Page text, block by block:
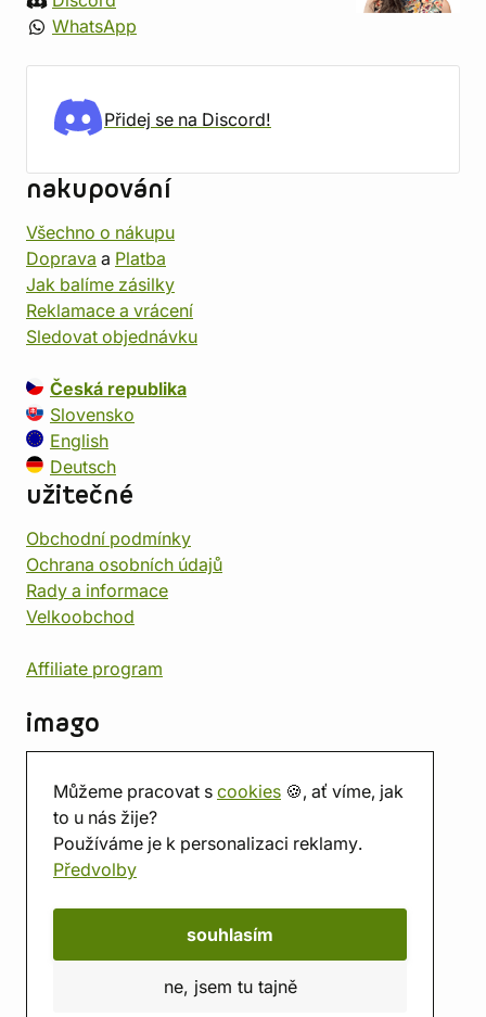
Můžeme pracovat s cookies 🍪, ať víme, jak
to u nás žije?
Používáme je k personalizaci reklamy.
Předvolby
souhlasím
ne, jsem tu tajně
WhatsApp
Přidej se na Discord!
nakupování
Všechno o nákupu
Doprava a Platba
Jak balíme zásilky
Reklamace a vrácení
Sledovat objednávku
Česká republika
Slovensko
English
Deutsch
užitečné
Obchodní podmínky
Ochrana osobních údajů
Rady a informace
Velkoobchod
Affiliate program
imago
Prodejna
Herna
O nás
Hodnocení obchodu